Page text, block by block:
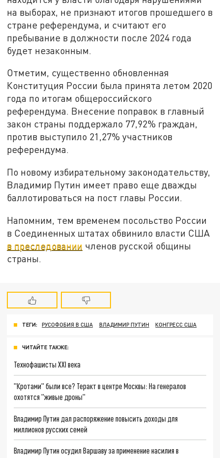
на выборах, не признают итогов прошедшего в
стране референдума, и считают его
пребывание в должности после 2024 года
будет незаконным.
Отметим, существенно обновленная
Конституция России была принята летом 2020
года по итогам общероссийского
референдума. Внесение поправок в главный
закон страны поддержало 77,92% граждан,
против выступило 21,27% участников
референдума.
По новому избирательному законодательству,
Владимир Путин имеет право еще дважды
баллотироваться на пост главы России.
Напомним, тем временем посольство России
в Соединенных штатах обвинило власти США
в преследовании членов русской общины
страны.
ТЕГИ: РУСОФОБИЯ В США ВЛАДИМИР ПУТИН КОНГРЕСС США
ЧИТАЙТЕ ТАКЖЕ:
Технофашисты XXI века
"Кротами" были все? Теракт в центре Москвы: На генералов
охотятся "живые дроны"
Владимир Путин дал распоряжение повысить доходы для
миллионов русских семей
Владимир Путин осудил Варшаву за применение насилия в